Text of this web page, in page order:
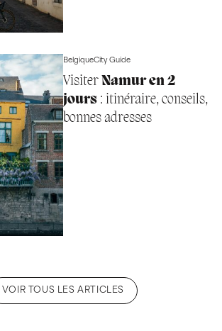
BelgiqueCity Guide
Visiter Namur en 2
jours: itinéraire, conseils,
bonnes adresses
VOIR TOUS LES ARTICLES